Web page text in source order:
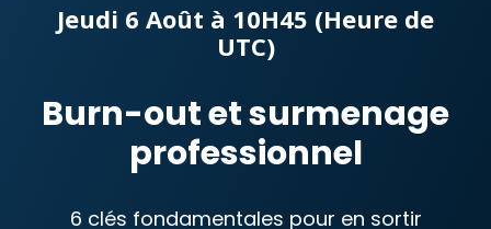
Jeudi 6 Août à 10H45 (Heure de
UTC)
Burn-out et surmenage
professionnel
6 clés fondamentales pour en sortir